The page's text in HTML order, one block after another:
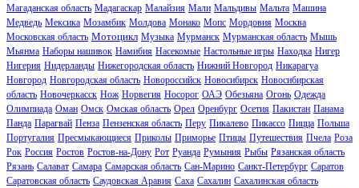
Магаданская область Мадагаскар Малайзия Мали Мальдивы Мальта Машина
Медведь Мексика Мозамбик Молдова Монако Мопс Мордовия Москва
Московская область Мотоцикл Музыка Мурманск Мурманская область Мышь
Мьянма Наборы нашивок Намибия Насекомые Настольные игры Находка Нигер
Нигерия Нидерланды Нижегородская область Нижний Новгород Никарагуа
Новгород Новгородская область Новороссийск Новосибирск Новосибирская
область Новочеркасск Нож Норвегия Носорог ОАЭ Обезьяна Огонь Одежда
Олимпиада Оман Омск Омская область Орел Оренбург Осетия Пакистан Панама
Панда Парагвай Пенза Пензенская область Перу Пикалево Пикассо Пицца Польша
Португалия Пресмыкающиеся Приколы Приморье Птицы Путешествия Пчела Роза
Рок Россия Ростов Ростов-на-Дону Рот Руанда Румыния Рыбы Рязанская область
Рязань Салават Самара Самарская область Сан-Марино Санкт-Петербург Саратов
Саратовская область Саудовская Аравия Саха Сахалин Сахалинская область